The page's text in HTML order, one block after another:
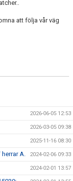
att följa vår väg
2026-06-05 12:53
2026-03-05 09:38
2025-11-16 08:30
A. 2024-02-06 09:33
2024-02-01 13:57